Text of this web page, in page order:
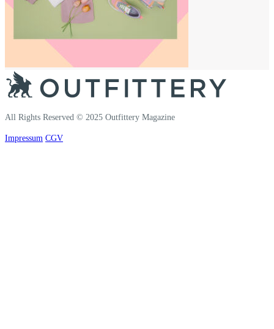
All Rights Reserved © 2025 Outfittery Magazine
Impressum CGV